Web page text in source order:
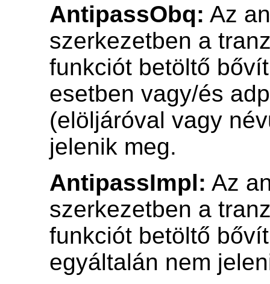
AntipassObq: Az
szerkezetben a
funkciót betöltő
esetben vagy/és
(elöljáróval vagy
jelenik meg.
AntipassImpl: Az
szerkezetben a
funkciót betöltő
egyáltalán nem